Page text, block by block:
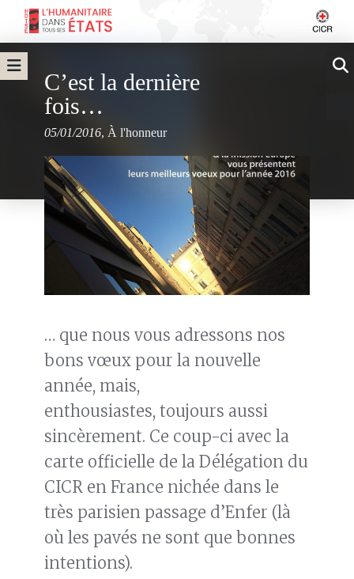
C’est la dernière
fois…
05/01/2016, À l'honneur
… que nous vous adressons nos
bons vœux pour la nouvelle
année, mais,
enthousiastes, toujours aussi
sincèrement. Ce coup-ci avec la
carte officielle de la Délégation du
CICR en France nichée dans le
très parisien passage d’Enfer (là
où les pavés ne sont que bonnes
intentions).